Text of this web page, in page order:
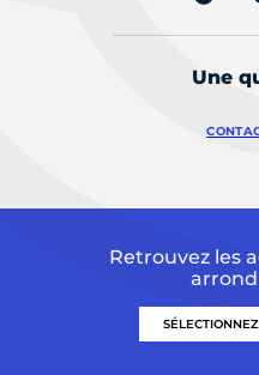
Une
Retrouvez les